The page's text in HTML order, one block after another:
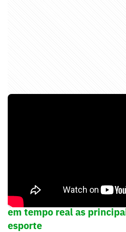
➡️Siga o Lance! no
em tempo real as
esporte